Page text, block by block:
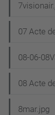
07 Acte
08-06-
08 Acte
8mar.jpg